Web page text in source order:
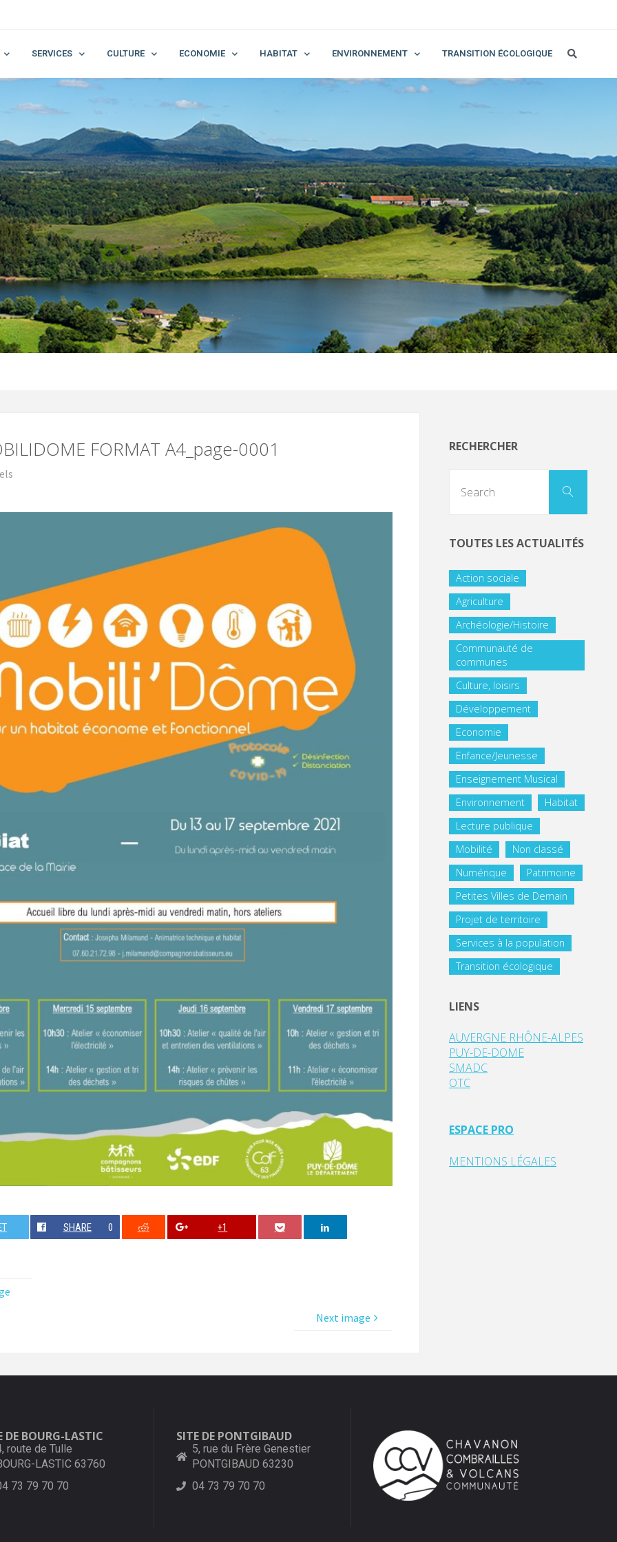
SERVICES CULTURE ECONOMIE HABITAT ENVIRONNEMENT TRANSITION ÉCOLOGIQUE
FORMAT A4_page-0001
SHARE 0 +1
Next image
RECHERCHER
TOUTES LES ACTUALITÉS
Action sociale
Agriculture
Archéologie/Histoire
Communauté de
communes
Culture, loisirs
Développement
Economie
Enfance/Jeunesse
Enseignement Musical
Environnement
Habitat
Lecture publique
Mobilité
Non classé
Numérique
Patrimoine
Petites Villes de Demain
Projet de territoire
Services à la population
Transition écologique
LIENS
AUVERGNE RHÔNE-ALPES
PUY-DE-DOME
SMADC
OTC
ESPACE PRO
MENTIONS LÉGALES
DE BOURG-LASTIC
route de Tulle
LASTIC 63760
73 79 70 70
SITE DE PONTGIBAUD
5, rue du Frère Genestier
PONTGIBAUD 63230
04 73 79 70 70